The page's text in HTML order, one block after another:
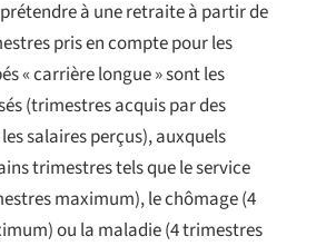
à une retraite à partir de
pris en compte pour les
« carrière longue » sont les
(trimestres acquis par des
salaires perçus), auxquels
trimestres tels que le service
maximum), le chômage (4
ou la maladie (4 trimestres